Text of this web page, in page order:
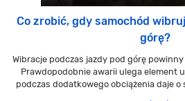
Co zrobić, gdy samochód
górę?
Wibracje podczas jazdy pod górę
Prawdopodobnie awarii ulega element
podczas dodatkowego obciążenia daje o